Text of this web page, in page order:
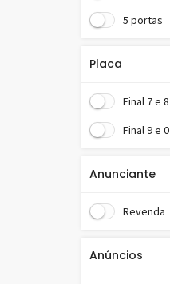
5 portas
Placa
Final 7 e 8
Final 9 e 0
Anunciante
Revenda
Anúncios